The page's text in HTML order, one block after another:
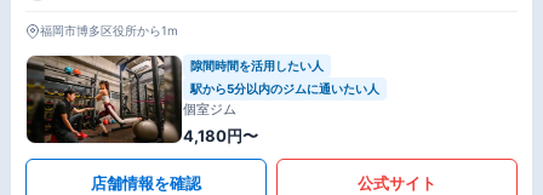
福岡市博多区役所から1m
隙間時間を活用したい人
駅から5分以内のジムに通いたい人
個室ジム
4,180円〜
店舗情報を確認 公式サイト